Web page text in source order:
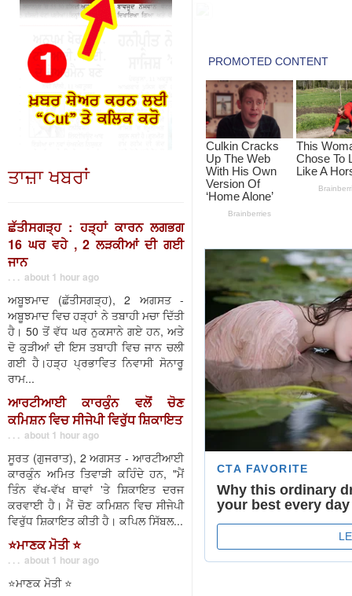
ਤਾਜ਼ਾ ਖਬਰਾਂ
ਛੱਤੀਸਗੜ੍ਹ : ਹੜ੍ਹਾਂ ਕਾਰਨ ਲਗਭਗ
16 ਘਰ ਵਹੇ , 2 ਲੜਕੀਆਂ ਦੀ ਗਈ
ਜਾਨ
. . . about 1 hour ago
ਅਬੂਝਮਾਦ (ਛੱਤੀਸਗੜ੍ਹ), 2 ਅਗਸਤ -
ਅਬੂਝਮਾਦ ਵਿਚ ਹੜ੍ਹਾਂ ਨੇ ਤਬਾਹੀ ਮਚਾ ਦਿੱਤੀ
ਹੈ। 50 ਤੋਂ ਵੱਧ ਘਰ ਨੁਕਸਾਨੇ ਗਏ ਹਨ, ਅਤੇ
ਦੋ ਕੁੜੀਆਂ ਦੀ ਇਸ ਤਬਾਹੀ ਵਿਚ ਜਾਨ ਚਲੀ
ਗਈ ਹੈ।ਹੜ੍ਹ ਪ੍ਰਭਾਵਿਤ ਨਿਵਾਸੀ ਸੋਨਾਰੂ
ਰਾਮ...
ਆਰਟੀਆਈ ਕਾਰਕੁੰਨ ਵਲੋਂ ਚੋਣ
ਕਮਿਸ਼ਨ ਵਿਚ ਸੀਜੇਪੀ ਵਿਰੁੱਧ ਸ਼ਿਕਾਇਤ
. . . about 1 hour ago
ਸੂਰਤ (ਗੁਜਰਾਤ), 2 ਅਗਸਤ - ਆਰਟੀਆਈ
ਕਾਰਕੁੰਨ ਅਮਿਤ ਤਿਵਾੜੀ ਕਹਿੰਦੇ ਹਨ, "ਮੈਂ
ਤਿੰਨ ਵੱਖ-ਵੱਖ ਥਾਵਾਂ 'ਤੇ ਸ਼ਿਕਾਇਤ ਦਰਜ
ਕਰਵਾਈ ਹੈ। ਮੈਂ ਚੋਣ ਕਮਿਸ਼ਨ ਵਿਚ ਸੀਜੇਪੀ
ਵਿਰੁੱਧ ਸ਼ਿਕਾਇਤ ਕੀਤੀ ਹੈ। ਕਪਿਲ ਸਿੱਬਲ...
⭐️ਮਾਣਕ ਮੋਤੀ ⭐️
. . . about 1 hour ago
⭐️ਮਾਣਕ ਮੋਤੀ ⭐️